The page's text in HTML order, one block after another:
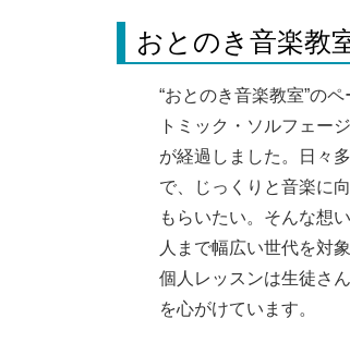
おとのき音楽教
“おとのき音楽教室”の
トミック・ソルフェー
が経過しました。日々
で、じっくりと音楽に
もらいたい。そんな想
人まで幅広い世代を対
個人レッスンは生徒さ
を心がけています。